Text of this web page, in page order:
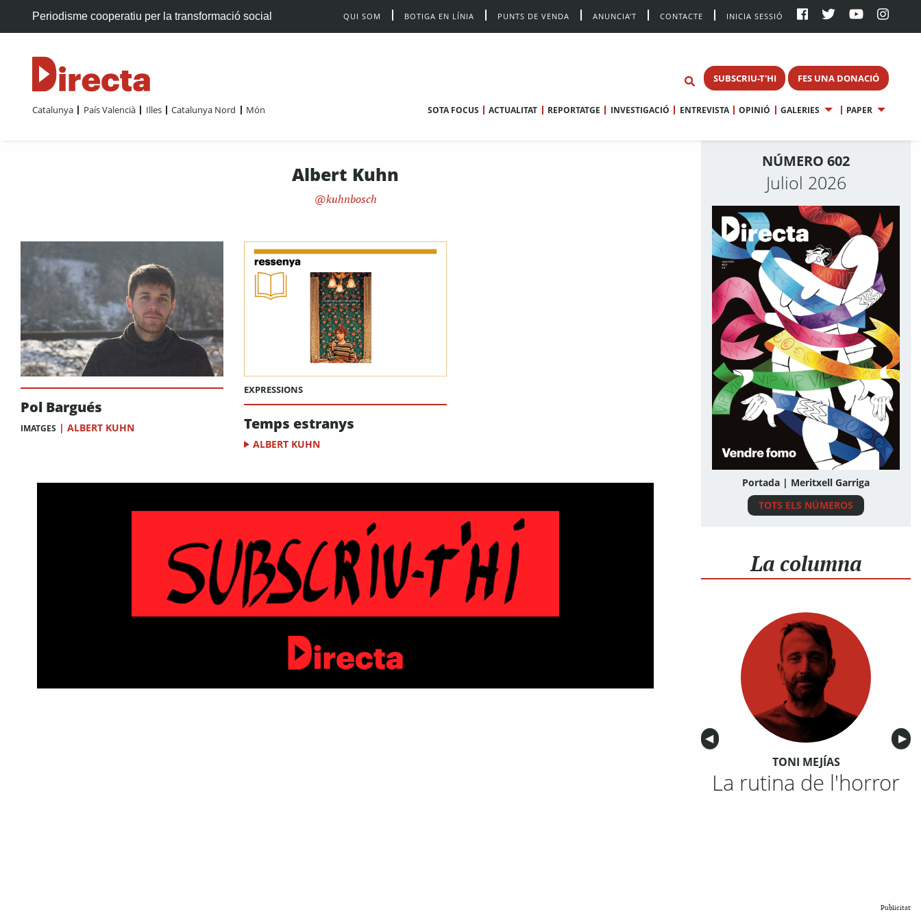
Periodisme cooperatiu per la transformació social QUI SOM BOTIGA EN LÍNIA PUNTS DE VENDA ANUNCIA’T CONTACTE INICIA SESSIÓ
SUBSCRIU-T'HI FES UNA DONACIÓ
Catalunya País Valencià Illes Catalunya Nord Món SOTA FOCUS ACTUALITAT REPORTATGE INVESTIGACIÓ ENTREVISTA OPINIÓ GALERIES PAPER
Albert Kuhn
kuhnbosch
Pol Bargués
IMATGES | ALBERT KUHN
EXPRESSIONS
Temps estranys
ALBERT KUHN
NÚMERO 602
Juliol 2026
Portada | Meritxell Garriga
TOTS ELS NÚMEROS
La columna
Anterior
◀︎ ▶︎
TONI MEJÍAS
La rutina de l'horror
Publicitat